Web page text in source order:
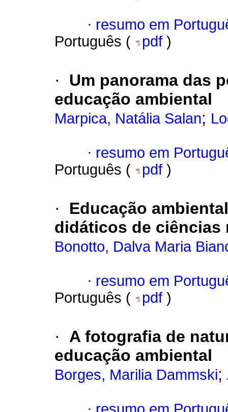
· resumo em
Português (
pdf )
·
Um panorama das
educação ambiental
Marpica, Natália Salan;
· resumo em
Português (
pdf )
·
Educação
didáticos de ciências
Bonotto, Dalva Maria
· resumo em
Português (
pdf )
·
A fotografia de
educação ambiental
Borges, Marilia Dammski;